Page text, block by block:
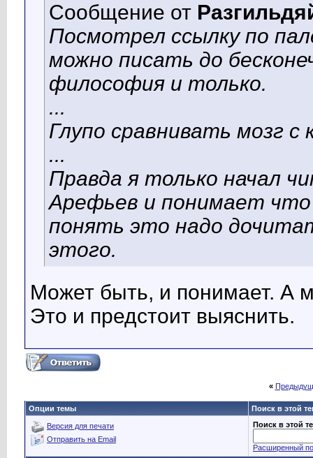
Сообщение от
Посмотрел ссылку по
можно писать до
философия и только.
...
Глупо сравнивать мозг
...
Правда я только начал
Арефьев и понимает
понять это надо
этого.
Может быть, и понимает. А
Это и предстоит выяснить.
«
Опции темы Поиск в этой
Версия для печати
Отправить на Email
Поиск в этой
Расширенный